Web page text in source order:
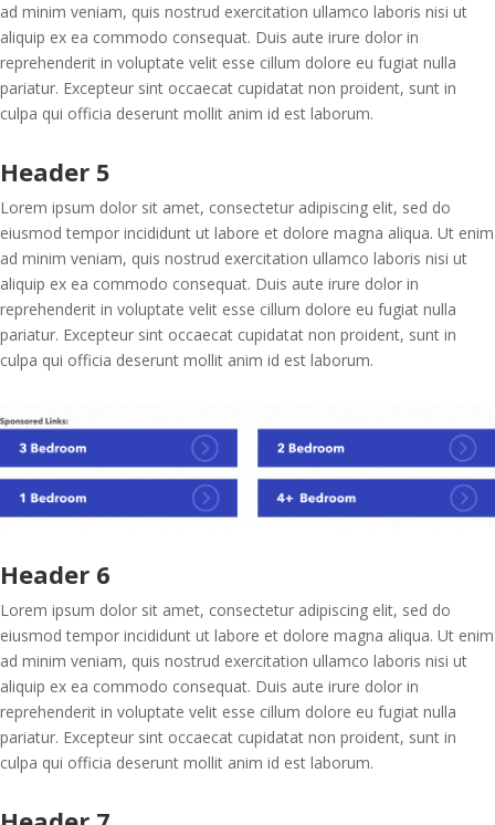
ad minim veniam, quis nostrud exercitation ullamco laboris nisi ut
aliquip ex ea commodo consequat. Duis aute irure dolor in
reprehenderit in voluptate velit esse cillum dolore eu fugiat nulla
pariatur. Excepteur sint occaecat cupidatat non proident, sunt in
culpa qui officia deserunt mollit anim id est laborum.
Header 5
Lorem ipsum dolor sit amet, consectetur adipiscing elit, sed do
eiusmod tempor incididunt ut labore et dolore magna aliqua. Ut enim
ad minim veniam, quis nostrud exercitation ullamco laboris nisi ut
aliquip ex ea commodo consequat. Duis aute irure dolor in
reprehenderit in voluptate velit esse cillum dolore eu fugiat nulla
pariatur. Excepteur sint occaecat cupidatat non proident, sunt in
culpa qui officia deserunt mollit anim id est laborum.
Header 6
Lorem ipsum dolor sit amet, consectetur adipiscing elit, sed do
eiusmod tempor incididunt ut labore et dolore magna aliqua. Ut enim
ad minim veniam, quis nostrud exercitation ullamco laboris nisi ut
aliquip ex ea commodo consequat. Duis aute irure dolor in
reprehenderit in voluptate velit esse cillum dolore eu fugiat nulla
pariatur. Excepteur sint occaecat cupidatat non proident, sunt in
culpa qui officia deserunt mollit anim id est laborum.